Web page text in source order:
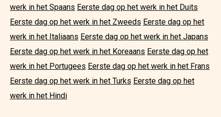
werk in het Spaans Eerste dag op het werk in het Duits
Eerste dag op het werk in het Zweeds Eerste dag op het
werk in het Italiaans Eerste dag op het werk in het Japans
Eerste dag op het werk in het Koreaans Eerste dag op het
werk in het Portugees Eerste dag op het werk in het Frans
Eerste dag op het werk in het Turks Eerste dag op het
werk in het Hindi